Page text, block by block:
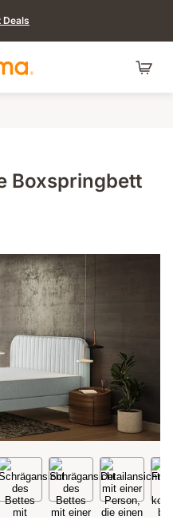
Deals
Boxspringbett